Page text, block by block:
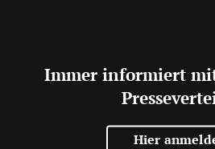
Immer informiert
Hier